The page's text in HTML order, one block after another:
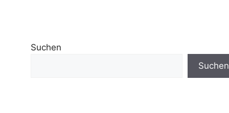
Suchen
Suchen